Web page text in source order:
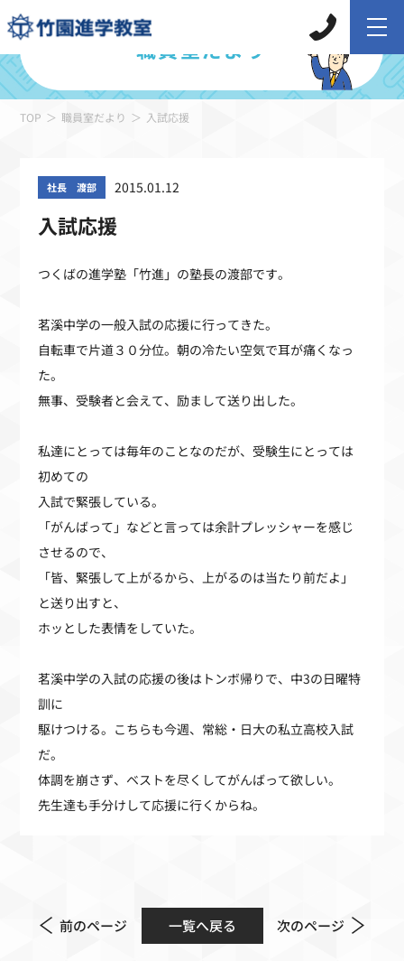
職員室だより
TOP 職員室だより 入試応援
社長 渡部 2015.01.12
入試応援
つくばの進学塾「竹進」の塾長の渡部です。
茗溪中学の一般入試の応援に行ってきた。
自転車で片道３０分位。朝の冷たい空気で耳が痛くなっ
た。
無事、受験者と会えて、励まして送り出した。
私達にとっては毎年のことなのだが、受験生にとっては
初めての
入試で緊張している。
「がんばって」などと言っては余計プレッシャーを感じ
させるので、
「皆、緊張して上がるから、上がるのは当たり前だよ」
と送り出すと、
ホッとした表情をしていた。
茗溪中学の入試の応援の後はトンボ帰りで、中3の日曜特
訓に
駆けつける。こちらも今週、常総・日大の私立高校入試
だ。
体調を崩さず、ベストを尽くしてがんばって欲しい。
先生達も手分けして応援に行くからね。
前のページ 一覧へ戻る 次のページ